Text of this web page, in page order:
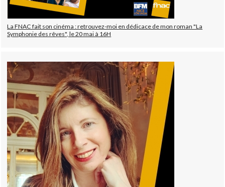
La FNAC fait son cinéma : retrouvez-moi en dédicace de mon roman "La
Symphonie des rêves", le 20 mai à 16H